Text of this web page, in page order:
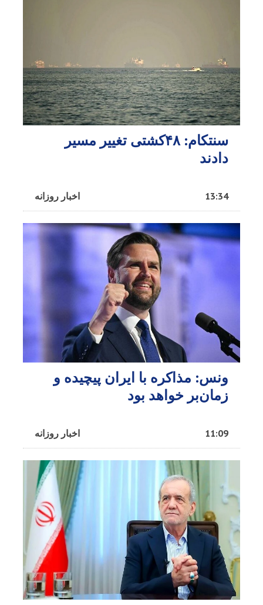
سنتکام: ۴۸کشتی تغییر مسیر
دادند
اخبار روزانه 13:34
ونس: مذاکره با ایران پیچیده و
زمان‌بر خواهد بود
اخبار روزانه 11:09